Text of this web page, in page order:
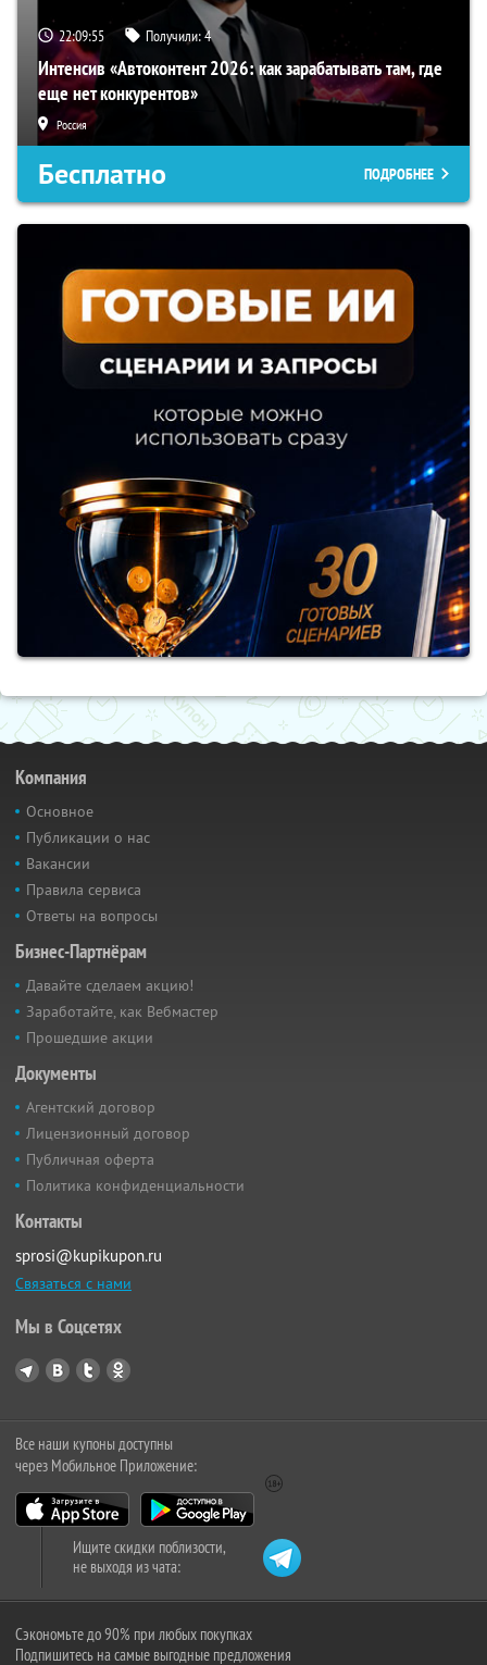
22:09:54 Получили:4
Интенсив «Автоконтент 2026: как зарабатывать там, где
еще нет конкурентов»
Россия
Бесплатно ПОДРОБНЕЕ
Компания
Основное
Публикации о нас
Вакансии
Правила сервиса
Ответы на вопросы
Бизнес-Партнёрам
Давайте сделаем акцию!
Заработайте, как Вебмастер
Прошедшие акции
Документы
Агентский договор
Лицензионный договор
Публичная оферта
Политика конфиденциальности
Контакты
sprosi@kupikupon.ru
Связаться с нами
Мы в Соцсетях
Все наши купоны доступны
через Мобильное Приложение:
Ищите скидки поблизости,
не выходя из чата:
Сэкономьте до 90% при любых покупках
Подпишитесь на самые выгодные предложения